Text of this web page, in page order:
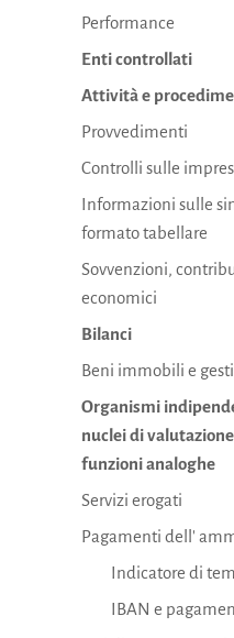
Performance
Enti controllati
Attività e
Provvedimenti
Controlli sulle
Informazioni sulle
formato tabellare
Sovvenzioni,
economici
Bilanci
Beni immobili e
Organismi
nuclei di
funzioni analoghe
Servizi erogati
Pagamenti dell'
Indicatore di
IBAN e